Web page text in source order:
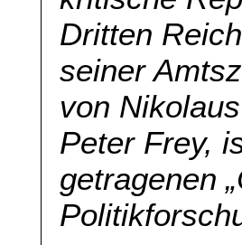
Dritten
seiner
von
Peter Frey,
getragenen